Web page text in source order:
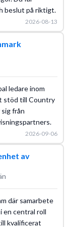
beslut på riktigt.
2026-08-13
ledare inom
stöd till Country
från
2026-09-06
av
där samarbete
en central roll
kvalificerat